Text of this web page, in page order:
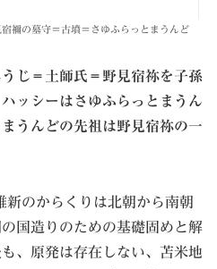
禰の墓守＝古墳＝さゆふらっとまうんど
じ＝土師氏＝野見宿祢を子孫
ッシーはさゆふらっとまうん
うんどの先祖は野見宿祢の一
のからくりは北朝から南朝
国造りのための基礎固めと解
、原発は存在しない、苫米地